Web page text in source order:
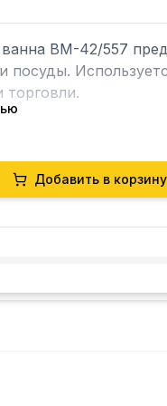
ВМ-42/557
посуды.
торговли.
сталь
1 мм
емкости: 500 х
285 мм
Добавить в корзину